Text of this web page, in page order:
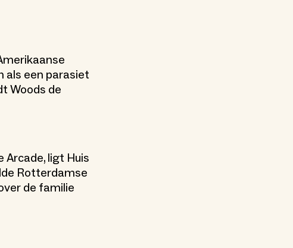
als een parasiet
Woods de
Arcade, ligt Huis
Rotterdamse
de familie